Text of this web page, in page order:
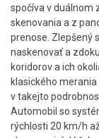
spočíva v duálnom
skenovania a z
prenose. Zlepšený
naskenovať a
koridorov a ich
klasického
v takejto
Automobil so
rýchlosti 20 km/h